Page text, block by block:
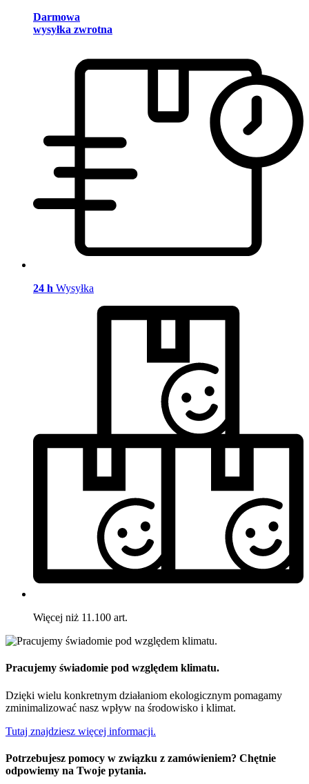
Darmowa
wysyłka zwrotna
24 h Wysyłka
Więcej niż 11.100 art.
Pracujemy świadomie pod względem klimatu.
Dzięki wielu konkretnym działaniom ekologicznym pomagamy
zminimalizować nasz wpływ na środowisko i klimat.
Tutaj znajdziesz więcej informacji.
Potrzebujesz pomocy w związku z zamówieniem? Chętnie
odpowiemy na Twoje pytania.